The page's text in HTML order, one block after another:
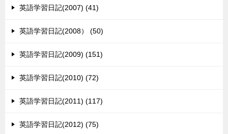
英語学習日記(2007) (41)
英語学習日記(2008） (50)
英語学習日記(2009) (151)
英語学習日記(2010) (72)
英語学習日記(2011) (117)
英語学習日記(2012) (75)